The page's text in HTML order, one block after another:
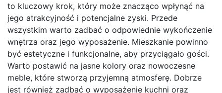
to kluczowy krok, który może znacząco wpłynąć na
jego atrakcyjność i potencjalne zyski. Przede
wszystkim warto zadbać o odpowiednie wykończenie
wnętrza oraz jego wyposażenie. Mieszkanie powinno
być estetyczne i funkcjonalne, aby przyciągało gości.
Warto postawić na jasne kolory oraz nowoczesne
meble, które stworzą przyjemną atmosferę. Dobrze
jest również zadbać o wyposażenie kuchni oraz